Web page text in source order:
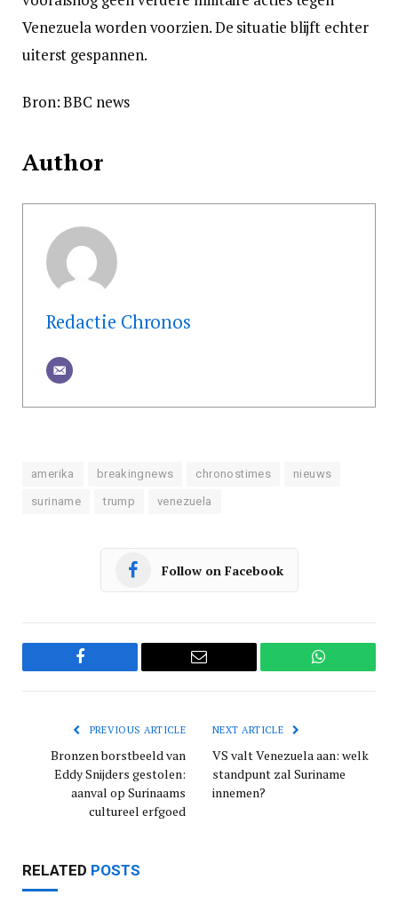
Venezuela worden voorzien. De situatie blijft echter
uiterst gespannen.
Bron: BBC news
Author
Redactie Chronos
amerika breakingnews chronostimes nieuws
suriname trump venezuela
Follow on Facebook
Facebook Email WhatsApp
PREVIOUS ARTICLE
Bronzen borstbeeld van
Eddy Snijders gestolen:
aanval op Surinaams
cultureel erfgoed
NEXT ARTICLE
VS valt Venezuela aan: welk
standpunt zal Suriname
innemen?
RELATED POSTS